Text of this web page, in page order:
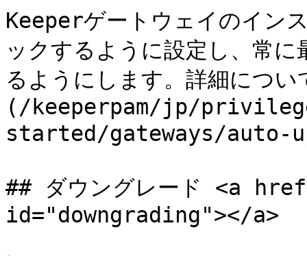
Keeperゲートウェイのイン
ックするように設定し、常
るようにします。詳細につ
(/keeperpam/jp/
started/gateways/auto-
## ダウングレード <a
id="downgrading"></a>